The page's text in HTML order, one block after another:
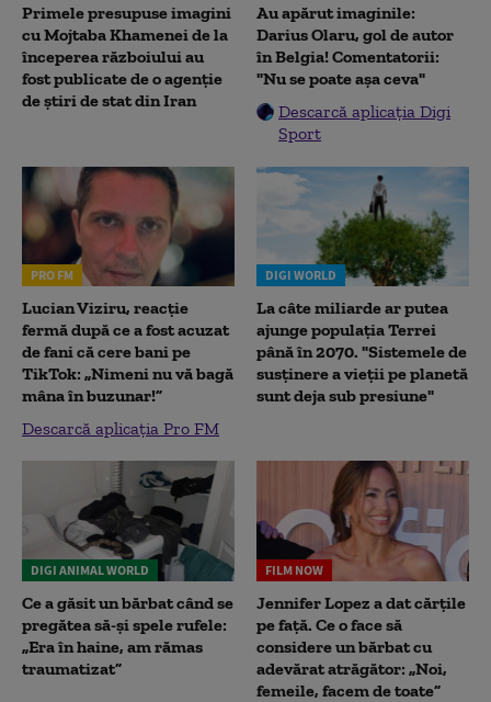
Primele presupuse imagini
cu Mojtaba Khamenei de la
începerea războiului au
fost publicate de o agenție
de știri de stat din Iran
Au apărut imaginile:
Darius Olaru, gol de autor
în Belgia! Comentatorii:
"Nu se poate așa ceva"
Descarcă aplicația Digi
Sport
PRO FM
Lucian Viziru, reacție
fermă după ce a fost acuzat
de fani că cere bani pe
TikTok: „Nimeni nu vă bagă
mâna în buzunar!”
Descarcă aplicația Pro FM
DIGI WORLD
La câte miliarde ar putea
ajunge populația Terrei
până în 2070. "Sistemele de
susținere a vieții pe planetă
sunt deja sub presiune"
DIGI ANIMAL WORLD
Ce a găsit un bărbat când se
pregătea să-și spele rufele:
„Era în haine, am rămas
traumatizat”
FILM NOW
Jennifer Lopez a dat cărțile
pe față. Ce o face să
considere un bărbat cu
adevărat atrăgător: „Noi,
femeile, facem de toate”